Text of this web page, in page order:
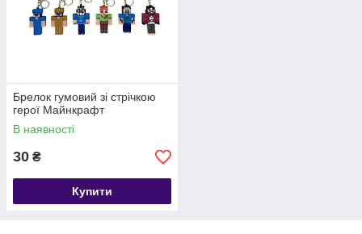
Брелок гумовий зі стрічкою
герої Майнкрафт
В наявності
30 ₴
Купити